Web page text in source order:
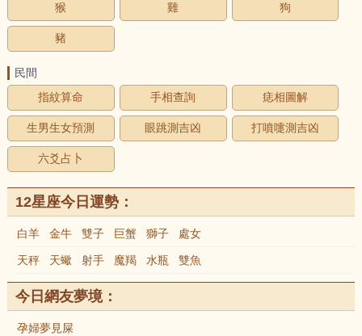
猴 雞 狗
豬
民間
指紋算命
手相查詢 痣相圖解
生男生女預測 眼跳測吉凶 打噴嚏測吉凶
六爻占卜
12星座今日運勢：
白羊 金牛 雙子 巨蟹 獅子 處女
天秤 天蠍 射手 魔羯 水瓶 雙魚
今日網友夢境：
孕婦夢見屎